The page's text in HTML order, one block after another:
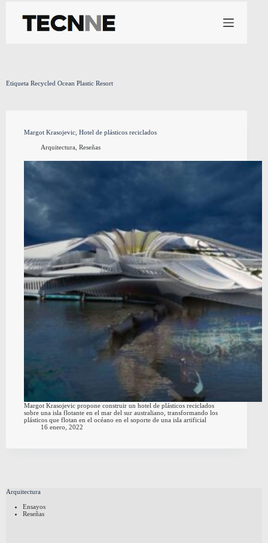
contenido
Etiqueta Recycled Ocean Plastic Resort
Margot Krasojevic, Hotel de plásticos reciclados
Arquitectura, Reseñas
Margot Krasojevic propone construir un hotel de plásticos reciclados
sobre una isla flotante en el mar del sur australiano, transformando los
plásticos que flotan en el océano en el soporte de una isla artificial
16 enero, 2022
Arquitectura
Ensayos
Reseñas